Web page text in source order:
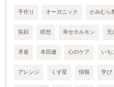
手作り オーガニック かみむら
笑顔 瞑想 幸せホルモン 兄
矛盾 本田健 心のケア いち
アレンジ くず星 情報 学び